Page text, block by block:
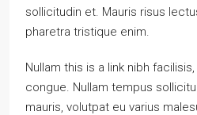
sollicitudin et. Mauris risus
pharetra tristique enim.
Nullam this is a link nibh
congue. Nullam tempus
mauris, volutpat eu varius